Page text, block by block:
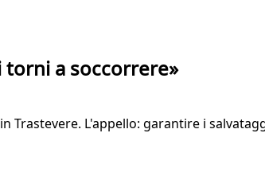
torni a soccorrere»
Trastevere. L'appello: garantire i